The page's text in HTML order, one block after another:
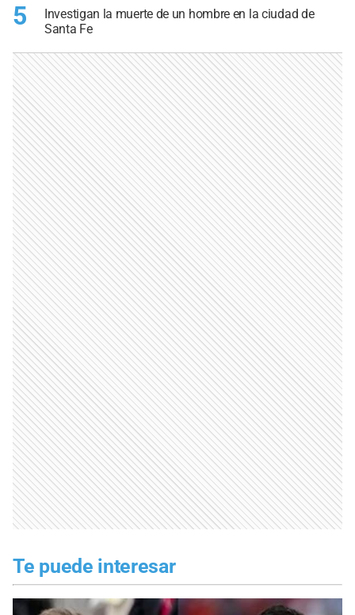
5
Investigan la muerte de un hombre en la ciudad de
Santa Fe
Te puede interesar